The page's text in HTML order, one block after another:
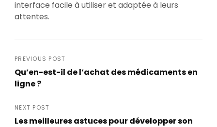
interface facile à utiliser et adaptée à leurs
attentes.
Navigation
de
l’article
PREVIOUS POST
Qu’en-est-il de l’achat des médicaments en
ligne ?
Post
NEXT POST
Les meilleures astuces pour développer son